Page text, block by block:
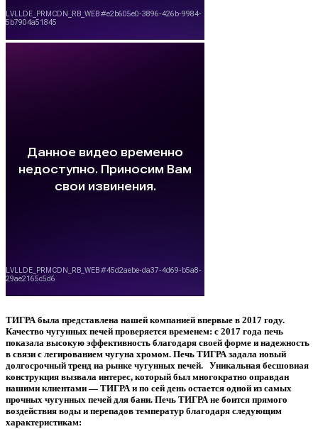
ТИГРАбыла представлена нашей компанией впервые в 2017 году.
Качество чугунных печей проверяется временем: с 2017 года печь
показала высокую эффективность благодаря своей форме и надежность
в связи с легированием чугуна хромом. Печь ТИГРА задала новый
долгосрочный тренд на рынке чугунных печей. Уникальная бесшовная
конструкция вызвала интерес, который был многократно оправдан
нашими клиентами — ТИГРА и по сей день остается одной из самых
прочных чугунных печей для бани. Печь ТИГРА не боится прямого
воздействия воды и перепадов температур благодаря следующим
характеристикам: